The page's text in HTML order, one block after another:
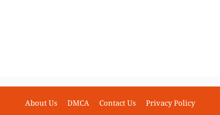
About Us DMCA Contact Us
Privacy Policy